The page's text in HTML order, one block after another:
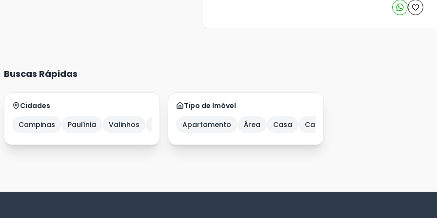
Buscas Rápidas
Cidades
Campinas
Paulínia Valinhos Artur Nogueira Cosmópolis
Tipo de Imóvel
Apartamento
Área Casa Casa comercial